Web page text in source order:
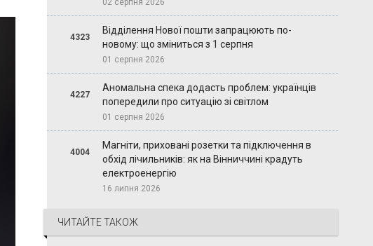
02 серпня 2026
4323
Відділення Нової пошти запрацюють по-
новому: що зміниться з 1 серпня
01 серпня 2026
4227
Аномальна спека додасть проблем: українців
попередили про ситуацію зі світлом
01 серпня 2026
4004
Магніти, приховані розетки та підключення в
обхід лічильників: як на Вінниччині крадуть
електроенергію
16 липня 2026
ЧИТАЙТЕ ТАКОЖ